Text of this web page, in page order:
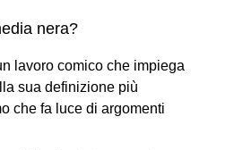
nera?
lavoro comico che impiega
sua definizione più
che fa luce di argomenti